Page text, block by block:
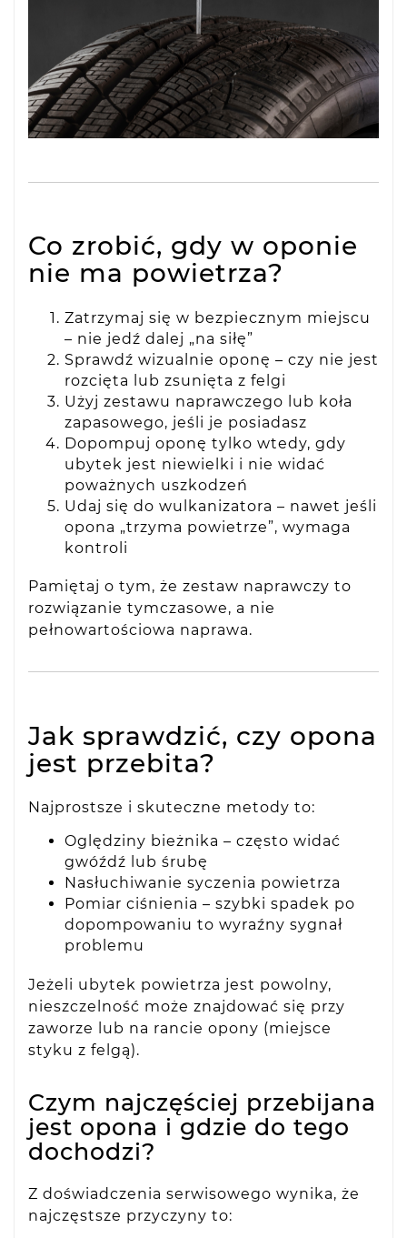
Co zrobić, gdy w oponie
nie ma powietrza?
Zatrzymaj się w bezpiecznym miejscu
– nie jedź dalej „na siłę”
Sprawdź wizualnie oponę – czy nie jest
rozcięta lub zsunięta z felgi
Użyj zestawu naprawczego lub koła
zapasowego, jeśli je posiadasz
Dopompuj oponę tylko wtedy, gdy
ubytek jest niewielki i nie widać
poważnych uszkodzeń
Udaj się do wulkanizatora – nawet jeśli
opona „trzyma powietrze”, wymaga
kontroli
Pamiętaj o tym, że zestaw naprawczy to
rozwiązanie tymczasowe, a nie
pełnowartościowa naprawa.
Jak sprawdzić, czy opona
jest przebita?
Najprostsze i skuteczne metody to:
Oględziny bieżnika – często widać
gwóźdź lub śrubę
Nasłuchiwanie syczenia powietrza
Pomiar ciśnienia – szybki spadek po
dopompowaniu to wyraźny sygnał
problemu
Jeżeli ubytek powietrza jest powolny,
nieszczelność może znajdować się przy
zaworze lub na rancie opony (miejsce
styku z felgą).
Czym najczęściej przebijana
jest opona i gdzie do tego
dochodzi?
Z doświadczenia serwisowego wynika, że
najczęstsze przyczyny to: